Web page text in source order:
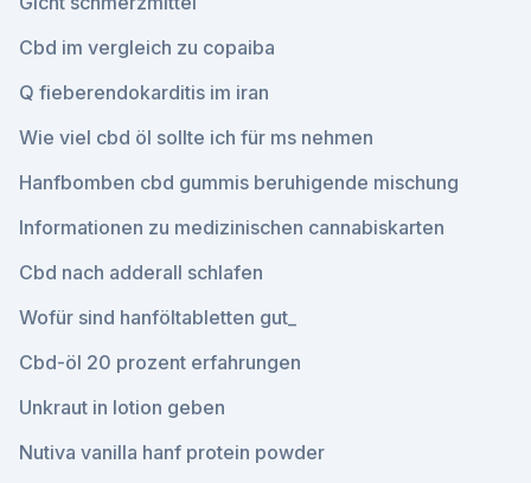
Cbd im vergleich zu copaiba
Q fieberendokarditis im iran
Wie viel cbd öl sollte ich für ms nehmen
Hanfbomben cbd gummis beruhigende mischung
Informationen zu medizinischen cannabiskarten
Cbd nach adderall schlafen
Wofür sind hanföltabletten gut_
Cbd-öl 20 prozent erfahrungen
Unkraut in lotion geben
Nutiva vanilla hanf protein powder